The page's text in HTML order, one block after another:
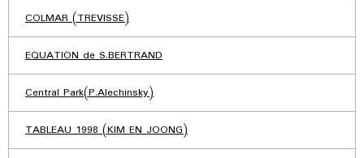
COLMAR (TREVISSE)
EQUATION de S.BERTRAND
Central Park(P.Alechinsky)
TABLEAU 1998 (KIM EN JOONG)